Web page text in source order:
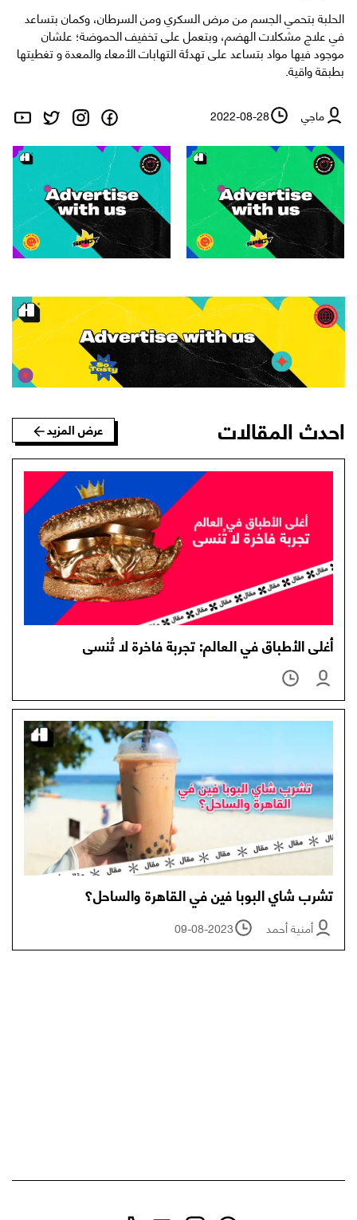
الحلبة بتحمي الجسم من مرض السكري ومن السرطان، وكمان بتساعد
في علاج مشكلات الهضم، وبتعمل على تخفيف الحموضة؛ علشان
موجود فيها مواد بتساعد على تهدئة التهابات الأمعاء والمعدة و تغطيتها
بطبقة واقية.
ماجي 2022-08-28
احدث المقالات عرض المزيد
أغلى الأطباق في العالم: تجربة فاخرة لا تُنسى
تشرب شاي البوبا فين في القاهرة والساحل؟
أمنية أحمد 09-08-2023